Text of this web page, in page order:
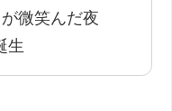
微笑んだ夜
生